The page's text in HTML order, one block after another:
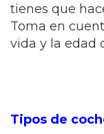
tienes que
Toma en
vida y la edad
Tipos de